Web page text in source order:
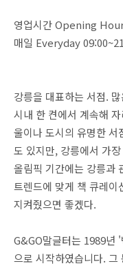
영업시간 Opening
매일 Everyday
강릉을 대표하는 서점.
시내 한 켠에서 계속해
울이나 도시의 유명한 서
도 있지만, 강릉에서 가
올림픽 기간에는 강릉과
트렌드에 맞게 책 큐레이
지켜줬으면 좋겠다.
G&GO말글터는 1989년
으로 시작하였습니다.